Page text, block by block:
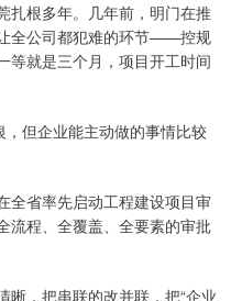
扎根多年。几年前，明门在推
全公司都犯难的环节——控规
等就是三个月，项目开工时间
但企业能主动做的事情比较
全省率先启动工程建设项目审
流程、全覆盖、全要素的审批
晰，把串联的改并联，把“企业